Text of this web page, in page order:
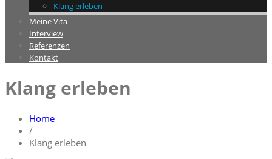
Klang erleben
Meine Vita
Interview
Referenzen
Kontakt
Klang erleben
Home
/
Klang erleben